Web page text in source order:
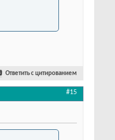
Ответить с цитированием
#15